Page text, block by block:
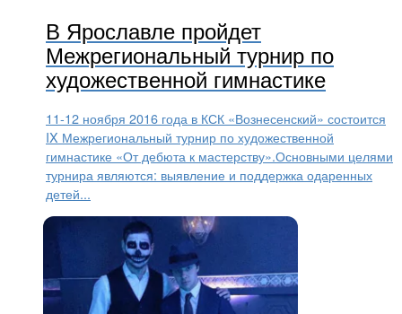
В Ярославле пройдет
Межрегиональный турнир по
художественной гимнастике
11-12 ноября 2016 года в КСК «Вознесенский» состоится
IX Межрегиональный турнир по художественной
гимнастике «От дебюта к мастерству».Основными целями
турнира являются: выявление и поддержка одаренных
детей...